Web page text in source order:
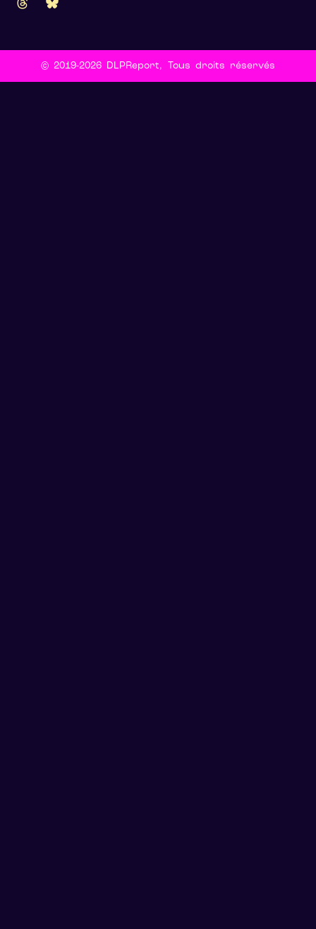
© 2019-2026 DLPReport, Tous droits réservés